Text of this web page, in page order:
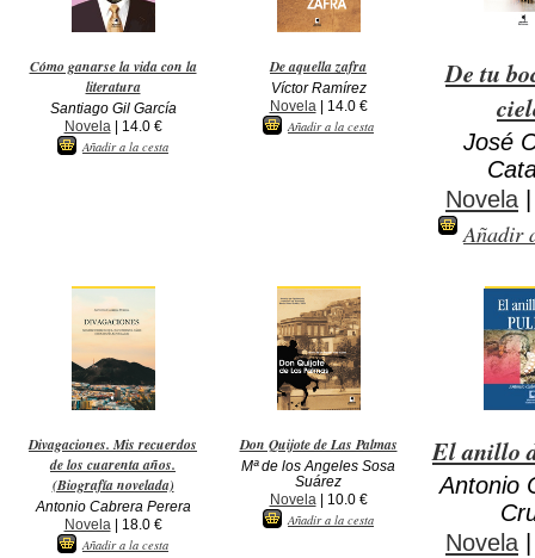
Cómo ganarse la vida con la
literatura
Santiago Gil García
Novela | 14.0 €
Añadir a la cesta
De aquella zafra
Víctor Ramírez
Novela | 14.0 €
Añadir a la cesta
De tu
José
Novela
Añadir
Divagaciones. Mis recuerdos
de los cuarenta años.
(Biografía novelada)
Antonio Cabrera Perera
Novela | 18.0 €
Añadir a la cesta
Don Quijote de Las Palmas
Mª de los Angeles Sosa
Suárez
Novela | 10.0 €
Añadir a la cesta
El anillo
Antonio
Novela